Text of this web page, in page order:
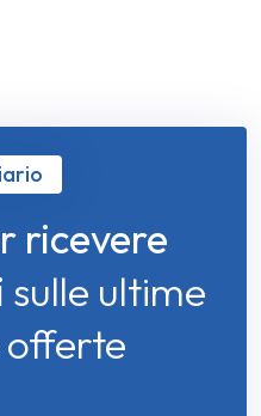
ricevere
sulle ultime
offerte